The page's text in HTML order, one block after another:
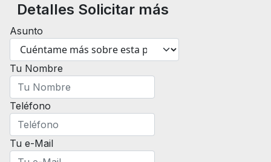
Detalles Solicitar más
Asunto
Tu Nombre
Teléfono
Tu e-Mail